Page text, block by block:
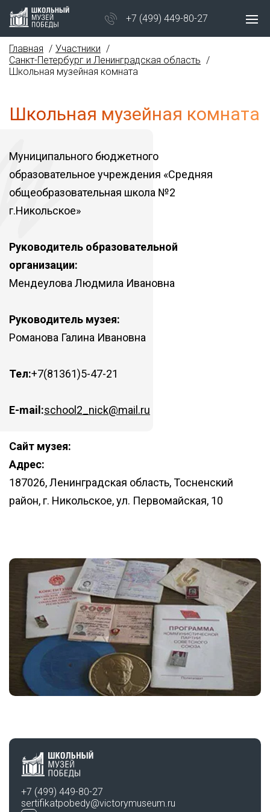
+7 (499) 449-80-27
Главная
Участники
Санкт-Петербург и Ленинградская область
Школьная музейная комната
Школьная музейная комната
Муниципального бюджетного
образовательное учреждения «Средняя
общеобразовательная школа №2
г.Никольское»
Руководитель образовательной
организации:
Мендеулова Людмила Ивановна
Руководитель музея:
Романова Галина Ивановна
Тел:+7(81361)5-47-21
E-mail:school2_nick@mail.ru
Сайт музея:
Адрес:
187026, Ленинградская область, Тосненский
район, г. Никольское, ул. Первомайская, 10
+7 (499) 449-80-27
sertifikatpobedy@victorymuseum.ru